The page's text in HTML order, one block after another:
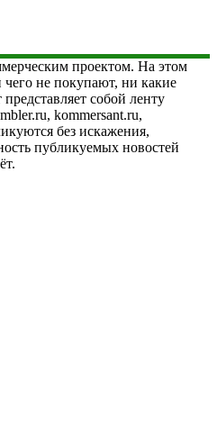
проектом. На этом
не покупают, ни какие
собой ленту
kommersant.ru,
без искажения,
публикуемых новостей